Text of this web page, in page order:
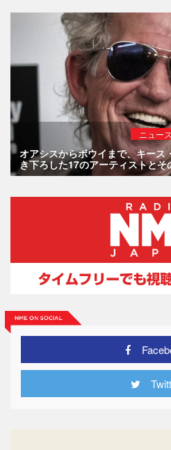
ニュース
オアシスからボウイまで、キース
き下ろした17のアーティストとそ